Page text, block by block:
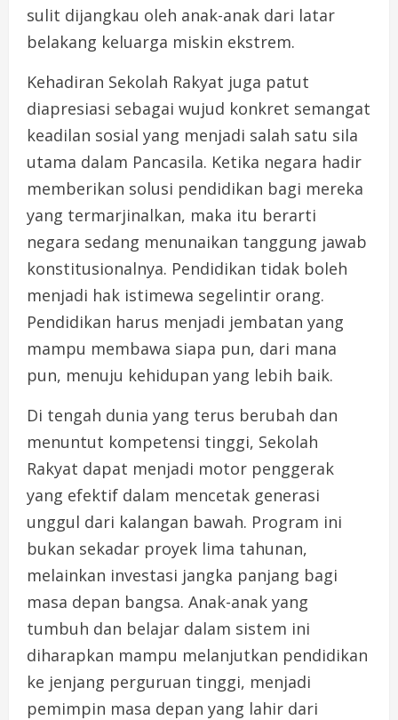
sulit dijangkau oleh anak-anak dari latar
belakang keluarga miskin ekstrem.
Kehadiran Sekolah Rakyat juga patut
diapresiasi sebagai wujud konkret semangat
keadilan sosial yang menjadi salah satu sila
utama dalam Pancasila. Ketika negara hadir
memberikan solusi pendidikan bagi mereka
yang termarjinalkan, maka itu berarti
negara sedang menunaikan tanggung jawab
konstitusionalnya. Pendidikan tidak boleh
menjadi hak istimewa segelintir orang.
Pendidikan harus menjadi jembatan yang
mampu membawa siapa pun, dari mana
pun, menuju kehidupan yang lebih baik.
Di tengah dunia yang terus berubah dan
menuntut kompetensi tinggi, Sekolah
Rakyat dapat menjadi motor penggerak
yang efektif dalam mencetak generasi
unggul dari kalangan bawah. Program ini
bukan sekadar proyek lima tahunan,
melainkan investasi jangka panjang bagi
masa depan bangsa. Anak-anak yang
tumbuh dan belajar dalam sistem ini
diharapkan mampu melanjutkan pendidikan
ke jenjang perguruan tinggi, menjadi
pemimpin masa depan yang lahir dari